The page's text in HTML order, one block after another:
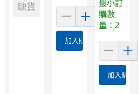
缺貨
加入購物車
最小訂
購數
量：2
加入購物車